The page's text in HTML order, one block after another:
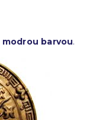
modrou barvou.